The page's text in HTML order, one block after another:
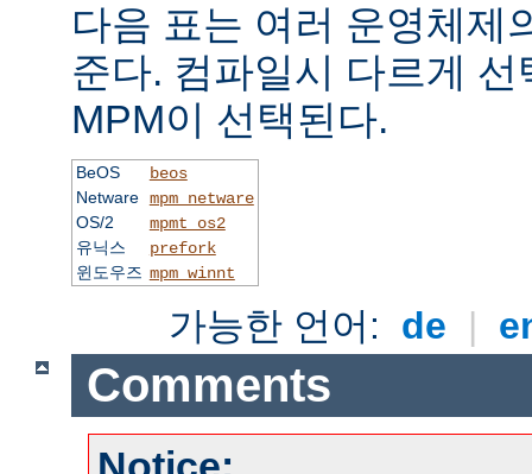
다음 표는 여러 운영체제
준다. 컴파일시 다르게
MPM이 선택된다.
BeOS
beos
Netware mpm_netware
OS/2
mpmt_os2
유닉스
prefork
윈도우즈 mpm_winnt
가능한 언어: de |
Comments